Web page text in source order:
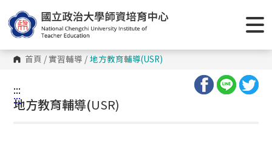
到
主
要
內
容
區 首頁 /實習輔導 / 地方教育輔導(USR)
:::
:::
地方教育輔導(USR)